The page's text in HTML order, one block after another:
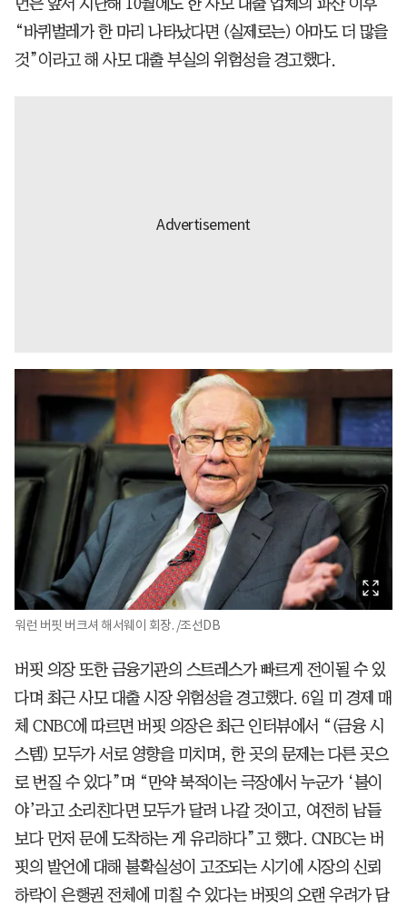
먼은 앞서 지난해 10월에도 한 사모 대출 업체의 파산 이후
“바퀴벌레가 한 마리 나타났다면 (실제로는) 아마도 더 많을
것”이라고 해 사모 대출 부실의 위험성을 경고했다.
워런 버핏 버크셔 해서웨이 회장. /조선DB
버핏 의장 또한 금융기관의 스트레스가 빠르게 전이될 수 있
다며 최근 사모 대출 시장 위험성을 경고했다. 6일 미 경제 매
체 CNBC에 따르면 버핏 의장은 최근 인터뷰에서 “(금융 시
스템) 모두가 서로 영향을 미치며, 한 곳의 문제는 다른 곳으
로 번질 수 있다”며 “만약 북적이는 극장에서 누군가 ‘불이
야’라고 소리친다면 모두가 달려 나갈 것이고, 여전히 남들
보다 먼저 문에 도착하는 게 유리하다”고 했다. CNBC는 버
핏의 발언에 대해 불확실성이 고조되는 시기에 시장의 신뢰
하락이 은행권 전체에 미칠 수 있다는 버핏의 오랜 우려가 담